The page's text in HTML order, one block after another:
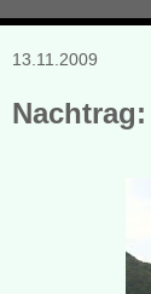
13.11.2009